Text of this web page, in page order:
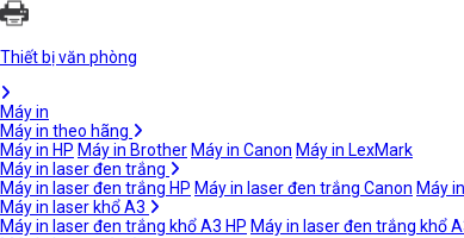
Thiết bị văn phòng
Máy in
Máy in theo hãng
Máy in HP Máy in Brother Máy in Canon Máy in LexMark
Máy in laser đen trắng
Máy in laser đen trắng HP Máy in laser đen trắng Canon Máy
Máy in laser khổ A3
Máy in laser đen trắng khổ A3 HP Máy in laser đen trắng khổ